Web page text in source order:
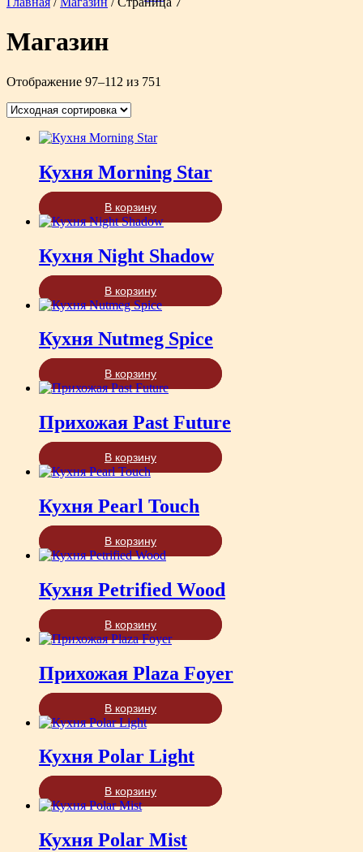
Магазин
Отображение 97–112 из 751
Кухня Morning Star
В корзину
Кухня Night Shadow
В корзину
Кухня Nutmeg Spice
В корзину
Прихожая Past Future
В корзину
Кухня Pearl Touch
В корзину
Кухня Petrified Wood
В корзину
Прихожая Plaza Foyer
В корзину
Кухня Polar Light
В корзину
Кухня Polar Mist